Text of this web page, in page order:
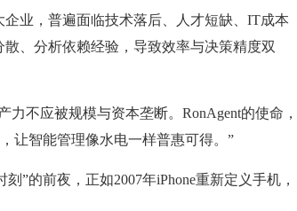
业，普遍面临技术落后、人才短缺、IT成本
、分析依赖经验，导致效率与决策精度双
不应被规模与资本垄断。RonAgent的使命，
让智能管理像水电一样普惠可得。”
的前夜，正如2007年iPhone重新定义手机，